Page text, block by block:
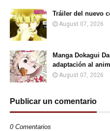
Tráiler del nuevo
August 07, 2026
Manga Dokagui
adaptación al
August 07, 2026
Publicar un comentario
0 Comentarios